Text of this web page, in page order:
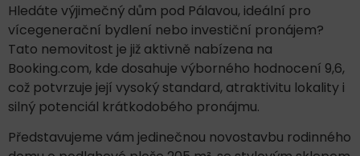
Hledáte výjimečný dům pod Pálavou, ideální pro
vícegenerační bydlení nebo investiční pronájem?
Tato nemovitost je již aktivně nabízena na
Booking.com, kde dosahuje výborného hodnocení 9,6,
což potvrzuje její vysoký standard, atraktivitu lokality i
silný potenciál krátkodobého pronájmu.
Představujeme vám jedinečnou novostavbu rodinného